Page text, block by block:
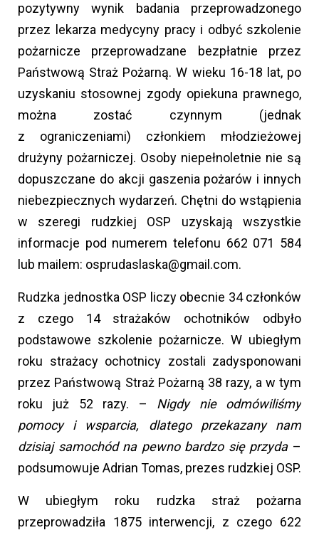
pozytywny wynik badania przeprowadzonego
przez lekarza medycyny pracy i odbyć szkolenie
pożarnicze przeprowadzane bezpłatnie przez
Państwową Straż Pożarną. W wieku 16-18 lat, po
uzyskaniu stosownej zgody opiekuna prawnego,
można zostać czynnym (jednak
z ograniczeniami) członkiem młodzieżowej
drużyny pożarniczej. Osoby niepełnoletnie nie są
dopuszczane do akcji gaszenia pożarów i innych
niebezpiecznych wydarzeń. Chętni do wstąpienia
w szeregi rudzkiej OSP uzyskają wszystkie
informacje pod numerem telefonu 662 071 584
lub mailem: osprudaslaska@gmail.com.
Rudzka jednostka OSP liczy obecnie 34 członków
z czego 14 strażaków ochotników odbyło
podstawowe szkolenie pożarnicze. W ubiegłym
roku strażacy ochotnicy zostali zadysponowani
przez Państwową Straż Pożarną 38 razy, a w tym
roku już 52 razy. – Nigdy nie odmówiliśmy
pomocy i wsparcia, dlatego przekazany nam
dzisiaj samochód na pewno bardzo się przyda –
podsumowuje Adrian Tomas, prezes rudzkiej OSP.
W ubiegłym roku rudzka straż pożarna
przeprowadziła 1875 interwencji, z czego 622